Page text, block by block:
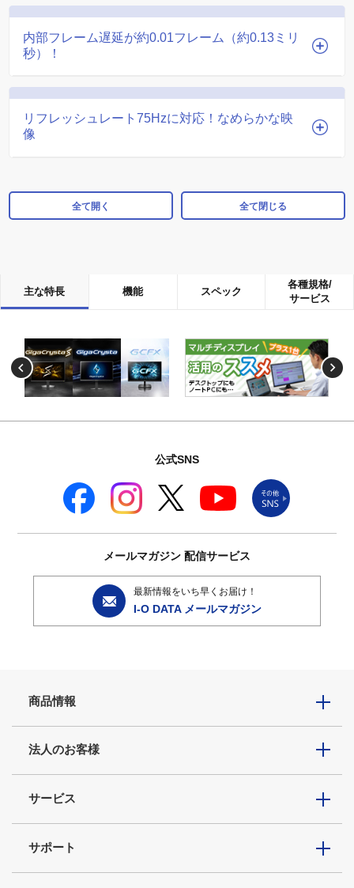
内部フレーム遅延が約0.01フレーム（約0.13ミリ
秒）！
リフレッシュレート75Hzに対応！なめらかな映
像
全て開く 全て閉じる
主な特長 機能 スペック
各種規格/
サービス
公式SNS
メールマガジン 配信サービス
最新情報をいち早くお届け！
I-O DATA メールマガジン
商品情報
法人のお客様
サービス
サポート